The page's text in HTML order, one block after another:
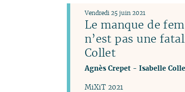
Le manque de
n’est pas une
Collet
Vendredi 25 juin 2021
Agnès Crepet- Isabelle
MiXiT 2021